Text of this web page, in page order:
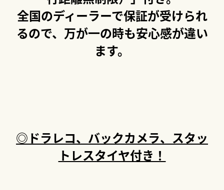
全国のディーラーで保証が受けられ
るので、万が一の時も安心感が違い
ます。
◎ドラレコ、バックカメラ、スタッ
トレスタイヤ付き！